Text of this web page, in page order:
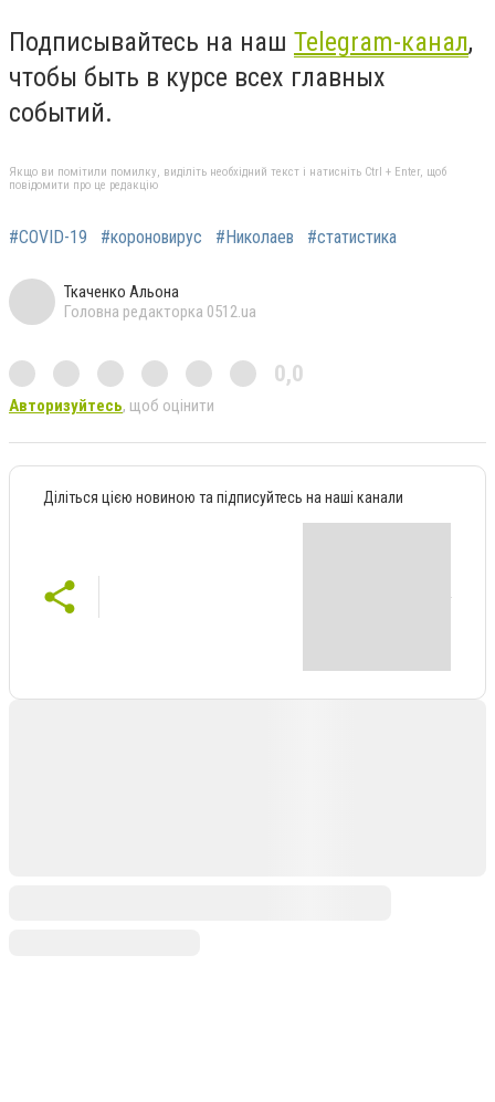
Подписывайтесь на наш Telegram-канал,
чтобы быть в курсе всех главных
событий.
Якщо ви помітили помилку, виділіть необхідний текст і натисніть Ctrl + Enter, щоб
повідомити про це редакцію
#COVID-19 #короновирус #Николаев #статистика
Ткаченко Альона
Головна редакторка 0512.ua
0,0
Авторизуйтесь, щоб оцінити
Діліться цією новиною та підписуйтесь на наші канали